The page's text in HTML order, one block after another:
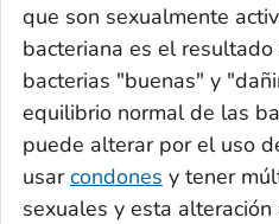
que son sexualmente
bacteriana es el
bacterias "buenas" y
equilibrio normal de las
puede alterar por el uso
usarcondones y tener
sexuales y esta